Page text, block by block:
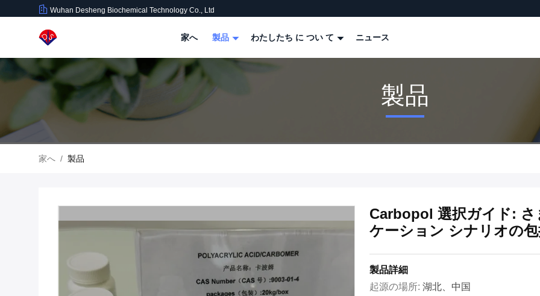
Wuhan Desheng Biochemical Technology Co., Ltd
家へ 製品 わたしたち に つい て ニュース
製品
家へ / 製品
Carbopol 選択ガイド: さ
ケーション シナリオの
製品詳細
起源の場所: 湖北、中国